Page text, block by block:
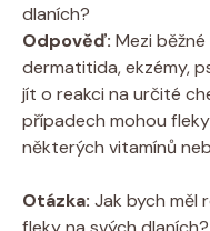
dlaních?
Odpověď: Mezi
dermatitida, ekzémy,
jít o reakci na určité
případech mohou
některých vitamínů
Otázka: Jak bych měl